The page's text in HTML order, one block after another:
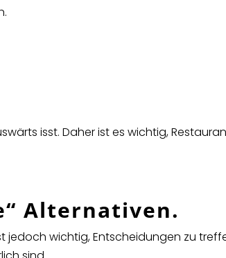
isst. Daher ist es wichtig,
Alternativen.
jedoch wichtig, Entscheidungen zu